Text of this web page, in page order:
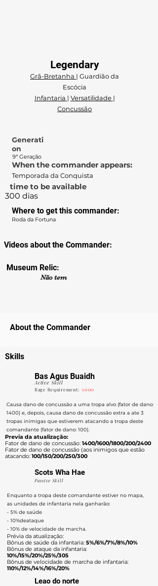
Legendary
Grã-Bretanha | Guardião da
Escócia
Infantaria | Versatilidade |
Concussão
Generati
on
9ª Geração
When the commander appears:
Temporada da Conquista
time to be available
300 dias
Where to get this commander:
Roda da Fortuna
Videos about the Commander:
Museum Relic:
Não tem
About the Commander
Skills
Bas Agus Buaidh
Active Skill
Rage Requirement: 1000
Causa dano de concussão a uma tropa alvo (fator de dano:
1400) e, depois, causa dano de concussão extra a ate 3
tropas inimigas que estiverem atacando a tropa deste
comandante (fator de dano: 100).
Previa da atualização:
Fator de dano de concussão: 1400/1600/1800/200/2400
Fator de dano de concussão (aos inimigos que estão
atacando: 100/150/200/250/300
Scots Wha Hae
Passive Skill
Enquanto a tropa deste comandante estiver no mapa,
as unidades de infantaria nela ganharão:
- 5% de saúde
- 10%deataque
- 10% de velocidade de marcha.
Prévia da atualização:
Bônus de saúde da infantaria: 5%/6%/7%/8%/10%
Bônus de ataque da infantaria:
10%/15%/20%/25%/305
Bônus de velocidade de marcha de infantaria:
110%/12%/14%/16%/20%
Leao do norte